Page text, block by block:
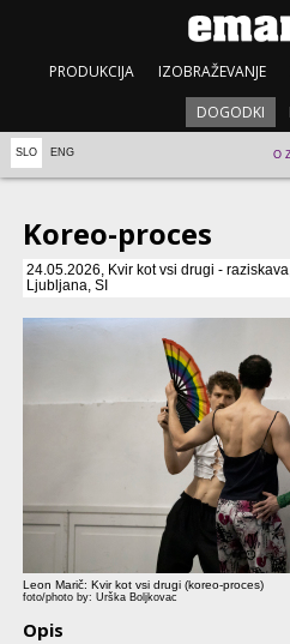
PRODUKCIJA IZOBRAŽEVANJE
DOGODKI
SLO ENG O
Koreo-proces
24.05.2026, Kvir kot vsi drugi -
Ljubljana, SI
Leon Marič: Kvir kot vsi drugi (koreo-proces)
foto/photo by: Urška Boljkovac
Opis